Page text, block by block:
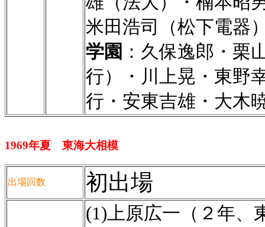
米田浩司（松下電器
学園 ：久保逸郎・
行）・川上晃・東野
行・安東吉雄・大木
1969年夏 東海大相模
出場回数 初出場
(1)上原広一（２年、